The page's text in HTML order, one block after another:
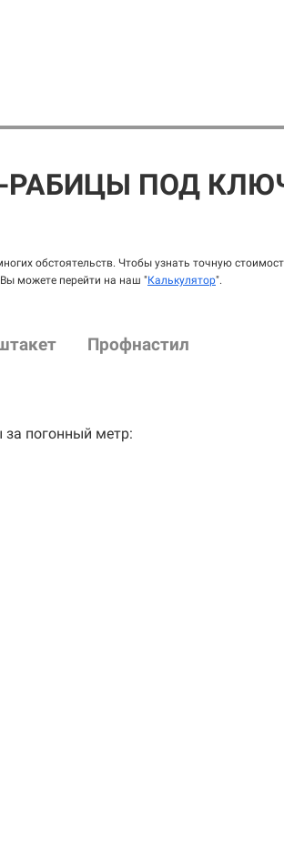
РАБИЦЫ ПОД
обстоятельств. Чтобы узнать точную
можете перейти на наш "Калькулятор".
Профнастил
за погонный метр: